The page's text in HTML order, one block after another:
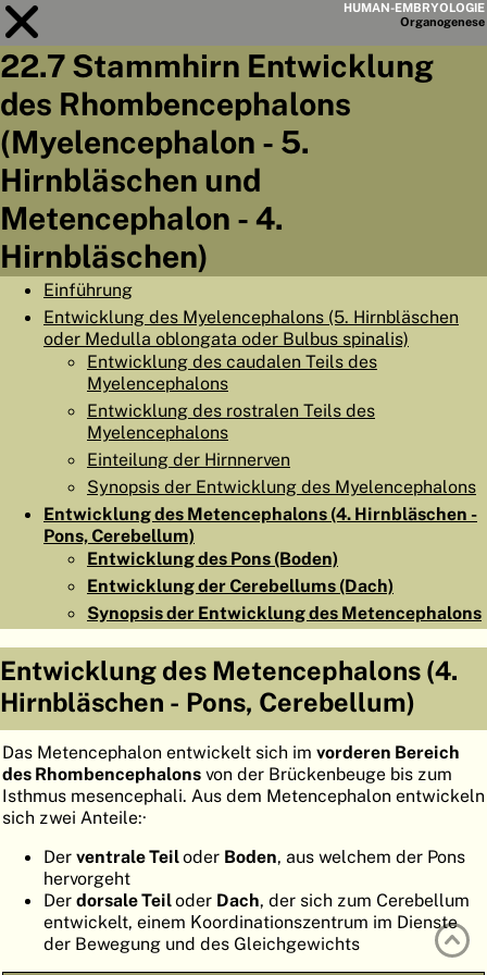
HUMAN-EMBRYOLOGIE
Organogenese
Modul22
KAPITELLISTE
ORGANO
GENESE
ATLASEMBRYOLOGY
HILFE
FR
22.7 Stammhirn Entwicklung
des Rhombencephalons
(Myelencephalon - 5.
Hirnbläschen und
Metencephalon - 4.
Hirnbläschen)
Einführung
Entwicklung des Myelencephalons (5. Hirnbläschen
oder Medulla oblongata oder Bulbus spinalis)
Entwicklung des caudalen Teils des
Myelencephalons
Entwicklung des rostralen Teils des
Myelencephalons
Einteilung der Hirnnerven
Synopsis der Entwicklung des Myelencephalons
Entwicklung des Metencephalons (4. Hirnbläschen -
Pons, Cerebellum)
Entwicklung des Pons (Boden)
Entwicklung der Cerebellums (Dach)
Synopsis der Entwicklung des Metencephalons
Entwicklung des Metencephalons (4.
Hirnbläschen - Pons, Cerebellum)
Das Metencephalon entwickelt sich im vorderen Bereich
des Rhombencephalons von der Brückenbeuge bis zum
Isthmus mesencephali. Aus dem Metencephalon entwickeln
sich zwei Anteile:·
Der ventrale Teiloder Boden, aus welchem der Pons
hervorgeht
Der dorsale Teiloder Dach, der sich zum Cerebellum
entwickelt, einem Koordinationszentrum im Dienste
der Bewegung und des Gleichgewichts